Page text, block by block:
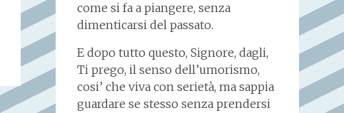
come si fa a piangere, senza
dimenticarsi del passato.
E dopo tutto questo, Signore, dagli,
Ti prego, il senso dell’umorismo,
cosi’ che viva con serietà, ma sappia
guardare se stesso senza prendersi